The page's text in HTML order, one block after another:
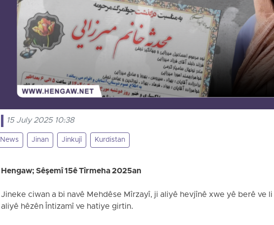
15 July 2025 10:38
News Jinan Jinkujî Kurdistan
Hengaw; Sêşemî 15ê Tîrmeha 2025an
Jineke ciwan a bi navê Mehdêse Mîrzayî, ji aliyê hevjînê xwe yê berê ve
aliyê hêzên Întizamî ve hatiye girtin.